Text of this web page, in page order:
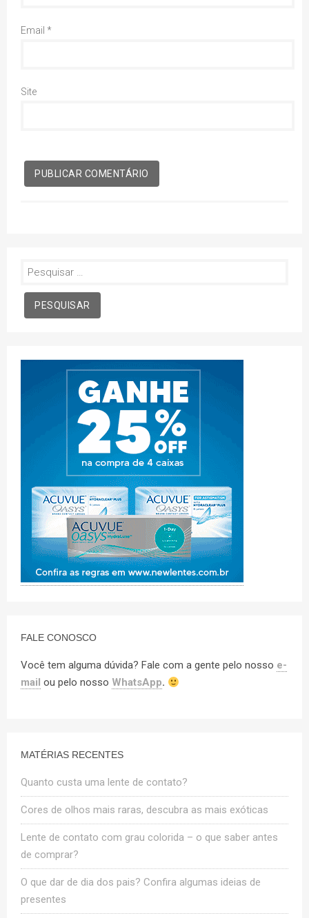
Email *
Site
Pesquisar
FALE CONOSCO
Você tem alguma dúvida? Fale com a gente pelo nosso e-
mail ou pelo nosso WhatsApp.
MATÉRIAS RECENTES
Quanto custa uma lente de contato?
Cores de olhos mais raras, descubra as mais exóticas
Lente de contato com grau colorida – o que saber antes
de comprar?
O que dar de dia dos pais? Confira algumas ideias de
presentes